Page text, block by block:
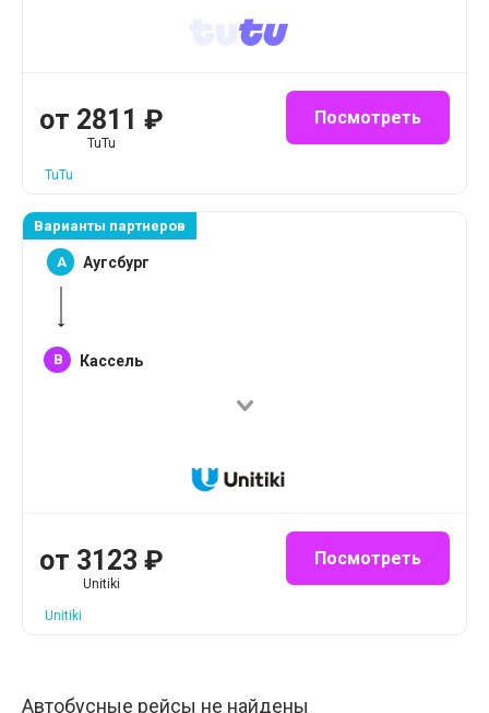
от 2811 ₽
TuTu
Посмотреть
TuTu
Варианты партнеров
A Аугсбург
B Кассель
от 3123 ₽
Unitiki
Посмотреть
Unitiki
Автобусные рейсы не найдены